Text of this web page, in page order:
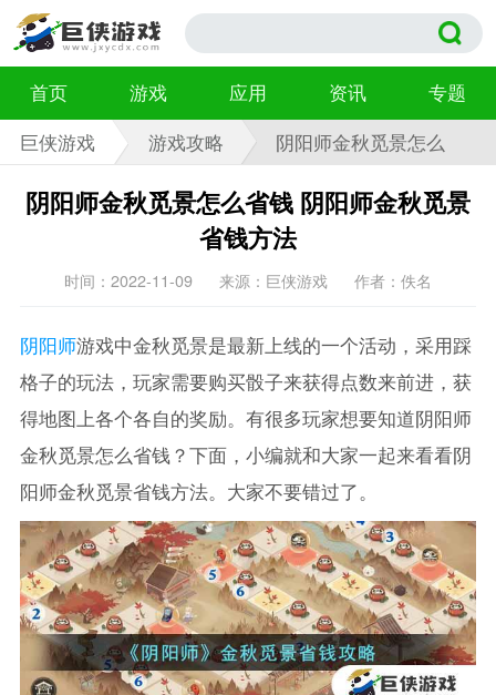
首页 游戏 应用 资讯
专题
巨侠游戏
游戏攻略
阴阳师金秋觅景怎么
省钱
阴阳师金秋觅景怎么省钱 阴阳师金秋觅景
省钱方法
时间：2022-11-09 来源：巨侠游戏 作者：佚名
阴阳师游戏中金秋觅景是最新上线的一个活动，采用踩
格子的玩法，玩家需要购买骰子来获得点数来前进，获
得地图上各个各自的奖励。有很多玩家想要知道阴阳师
金秋觅景怎么省钱？下面，小编就和大家一起来看看阴
阳师金秋觅景省钱方法。大家不要错过了。